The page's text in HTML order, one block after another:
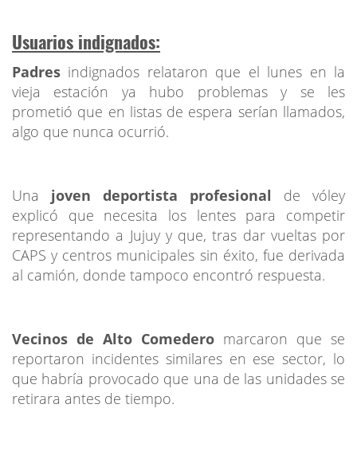
Usuarios indignados:
Padres indignados relataron que el lunes en la
vieja estación ya hubo problemas y se les
prometió que en listas de espera serían llamados,
algo que nunca ocurrió.
Una joven deportista profesional de vóley
explicó que necesita los lentes para competir
representando a Jujuy y que, tras dar vueltas por
CAPS y centros municipales sin éxito, fue derivada
al camión, donde tampoco encontró respuesta.
Vecinos de Alto Comedero marcaron que se
reportaron incidentes similares en ese sector, lo
que habría provocado que una de las unidades se
retirara antes de tiempo.